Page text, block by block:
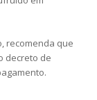
recomenda que
decreto de